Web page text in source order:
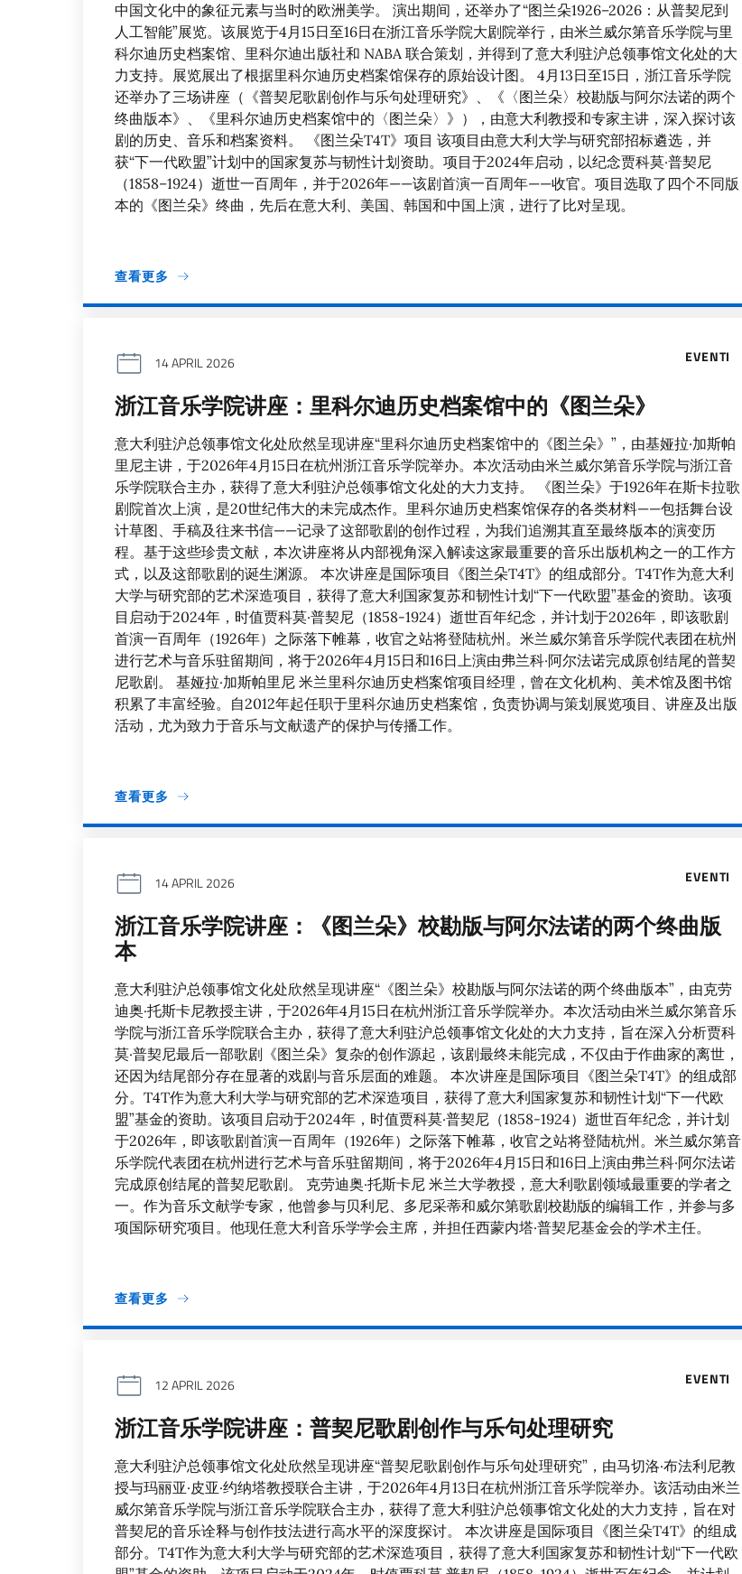
中国文化中的象征元素与当时的欧洲美学。 演出期间，还举办了“图兰朵1926–2026：从普契尼到
人工智能”展览。该展览于4月15日至16日在浙江音乐学院大剧院举行，由米兰威尔第音乐学院与里
科尔迪历史档案馆、里科尔迪出版社和 NABA 联合策划，并得到了意大利驻沪总领事馆文化处的大
力支持。展览展出了根据里科尔迪历史档案馆保存的原始设计图。 4月13日至15日，浙江音乐学院
还举办了三场讲座（《普契尼歌剧创作与乐句处理研究》、《〈图兰朵〉校勘版与阿尔法诺的两个
终曲版本》、《里科尔迪历史档案馆中的〈图兰朵〉》），由意大利教授和专家主讲，深入探讨该
剧的历史、音乐和档案资料。 《图兰朵T4T》项目 该项目由意大利大学与研究部招标遴选，并
获“下一代欧盟”计划中的国家复苏与韧性计划资助。项目于2024年启动，以纪念贾科莫·普契尼
（1858–1924）逝世一百周年，并于2026年——该剧首演一百周年——收官。项目选取了四个不同版
本的《图兰朵》终曲，先后在意大利、美国、韩国和中国上演，进行了比对呈现。
查看更多
EVENTI
14 APRIL 2026
浙江音乐学院讲座：里科尔迪历史档案馆中的《图兰朵》
意大利驻沪总领事馆文化处欣然呈现讲座“里科尔迪历史档案馆中的《图兰朵》”，由基娅拉·加斯帕
里尼主讲，于2026年4月15日在杭州浙江音乐学院举办。本次活动由米兰威尔第音乐学院与浙江音
乐学院联合主办，获得了意大利驻沪总领事馆文化处的大力支持。 《图兰朵》于1926年在斯卡拉歌
剧院首次上演，是20世纪伟大的未完成杰作。里科尔迪历史档案馆保存的各类材料——包括舞台设
计草图、手稿及往来书信——记录了这部歌剧的创作过程，为我们追溯其直至最终版本的演变历
程。基于这些珍贵文献，本次讲座将从内部视角深入解读这家最重要的音乐出版机构之一的工作方
式，以及这部歌剧的诞生渊源。 本次讲座是国际项目《图兰朵T4T》的组成部分。T4T作为意大利
大学与研究部的艺术深造项目，获得了意大利国家复苏和韧性计划“下一代欧盟”基金的资助。该项
目启动于2024年，时值贾科莫·普契尼（1858-1924）逝世百年纪念，并计划于2026年，即该歌剧
首演一百周年（1926年）之际落下帷幕，收官之站将登陆杭州。米兰威尔第音乐学院代表团在杭州
进行艺术与音乐驻留期间，将于2026年4月15日和16日上演由弗兰科·阿尔法诺完成原创结尾的普契
尼歌剧。 基娅拉·加斯帕里尼 米兰里科尔迪历史档案馆项目经理，曾在文化机构、美术馆及图书馆
积累了丰富经验。自2012年起任职于里科尔迪历史档案馆，负责协调与策划展览项目、讲座及出版
活动，尤为致力于音乐与文献遗产的保护与传播工作。
查看更多
EVENTI
14 APRIL 2026
浙江音乐学院讲座：《图兰朵》校勘版与阿尔法诺的两个终曲版
本
意大利驻沪总领事馆文化处欣然呈现讲座“《图兰朵》校勘版与阿尔法诺的两个终曲版本”，由克劳
迪奥·托斯卡尼教授主讲，于2026年4月15日在杭州浙江音乐学院举办。本次活动由米兰威尔第音乐
学院与浙江音乐学院联合主办，获得了意大利驻沪总领事馆文化处的大力支持，旨在深入分析贾科
莫·普契尼最后一部歌剧《图兰朵》复杂的创作源起，该剧最终未能完成，不仅由于作曲家的离世，
还因为结尾部分存在显著的戏剧与音乐层面的难题。 本次讲座是国际项目《图兰朵T4T》的组成部
分。T4T作为意大利大学与研究部的艺术深造项目，获得了意大利国家复苏和韧性计划“下一代欧
盟”基金的资助。该项目启动于2024年，时值贾科莫·普契尼（1858-1924）逝世百年纪念，并计划
于2026年，即该歌剧首演一百周年（1926年）之际落下帷幕，收官之站将登陆杭州。米兰威尔第音
乐学院代表团在杭州进行艺术与音乐驻留期间，将于2026年4月15日和16日上演由弗兰科·阿尔法诺
完成原创结尾的普契尼歌剧。 克劳迪奥·托斯卡尼 米兰大学教授，意大利歌剧领域最重要的学者之
一。作为音乐文献学专家，他曾参与贝利尼、多尼采蒂和威尔第歌剧校勘版的编辑工作，并参与多
项国际研究项目。他现任意大利音乐学学会主席，并担任西蒙内塔·普契尼基金会的学术主任。
查看更多
EVENTI
12 APRIL 2026
浙江音乐学院讲座：普契尼歌剧创作与乐句处理研究
意大利驻沪总领事馆文化处欣然呈现讲座“普契尼歌剧创作与乐句处理研究”，由马切洛·布法利尼教
授与玛丽亚·皮亚·约纳塔教授联合主讲，于2026年4月13日在杭州浙江音乐学院举办。该活动由米兰
威尔第音乐学院与浙江音乐学院联合主办，获得了意大利驻沪总领事馆文化处的大力支持，旨在对
普契尼的音乐诠释与创作技法进行高水平的深度探讨。 本次讲座是国际项目《图兰朵T4T》的组成
部分。T4T作为意大利大学与研究部的艺术深造项目，获得了意大利国家复苏和韧性计划“下一代欧